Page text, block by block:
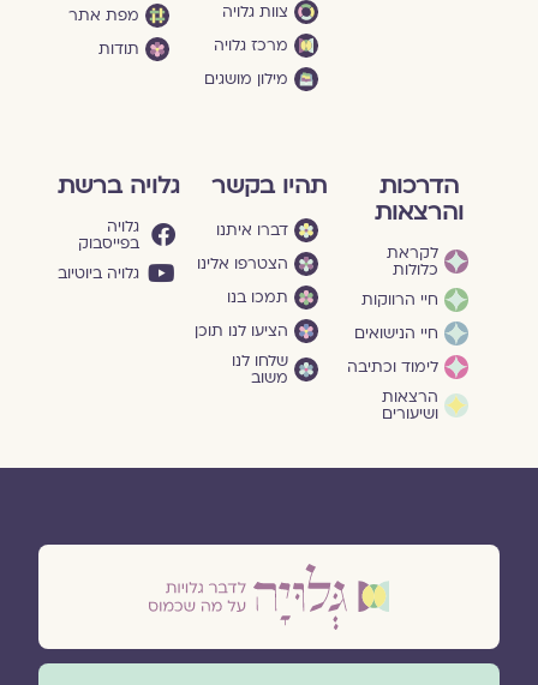
צוות גלויה
מרכז גלויה
מילון מושגים
מפת אתר
תודות
הדרכות
והרצאות
לקראת
כלולות
חיי הרווקות
חיי הנישואים
לימוד וכתיבה
הרצאות
ושיעורים
תהיו בקשר
דברו איתנו
הצטרפו אלינו
תמכו בנו
הציעו לנו תוכן
שלחו לנו
משוב
גלויה ברשת
גלויה
בפייסבוק
גלויה ביוטיוב